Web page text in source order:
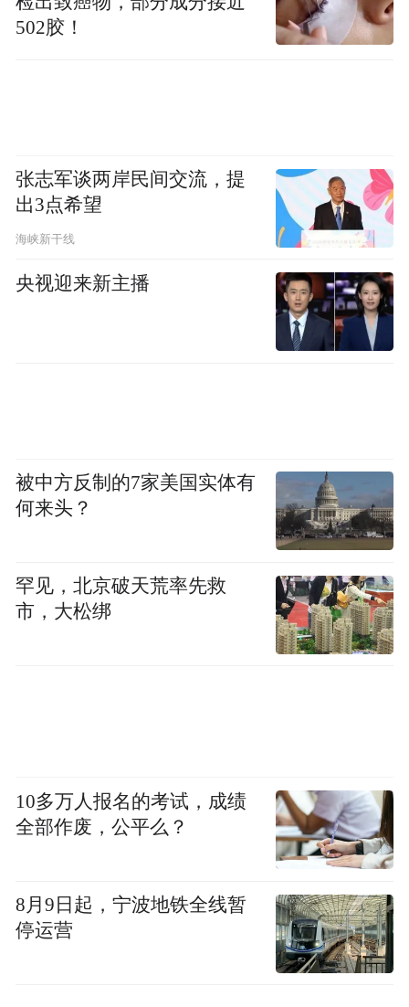
国战略安全和利益的言行。
pictures and audios if any) is uploaded and posted
by the user of Dafeng Hao, which is a social media
platform and merely provides information storage
502胶！
张志军谈两岸民间交流，提
出3点希望
海峡新干线
央视迎来新主播
被中方反制的7家美国实体有
何来头？
罕见，北京破天荒率先救
市，大松绑
10多万人报名的考试，成绩
全部作废，公平么？
8月9日起，宁波地铁全线暂
停运营